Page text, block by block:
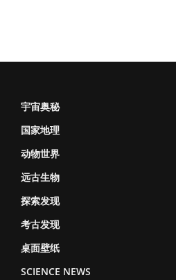
宇宙奥秘
国家地理
动物世界
远古生物
探索发现
考古发现
桌面壁纸
SCIENCE NEWS